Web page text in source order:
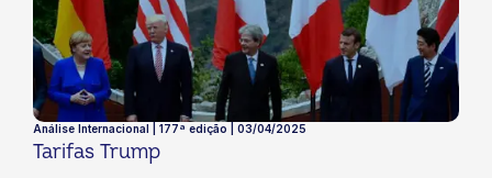
Análise Internacional | 177ª edição | 03/04/2025
Tarifas Trump